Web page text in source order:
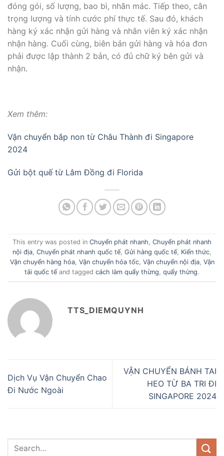
đóng gói, số lượng, bao bì, nhãn mác. Tiếp theo, cân
trọng lượng và tính cước phí thực tế. Sau đó, khách
hàng ký xác nhận gửi hàng và nhân viên ký xác nhận
nhận hàng. Cuối cùng, biên bản gửi hàng và hóa đơn
phải được lập thành 2 bản, có đủ chữ ký bên gửi và
nhận.
Xem thêm:
Vận chuyển bắp non từ Châu Thành đi Singapore
2024
Gửi bột quế từ Lâm Đồng đi Florida
This entry was posted in Chuyển phát nhanh, Chuyển phát nhanh
nội địa, Chuyển phát nhanh quốc tế, Gửi hàng quốc tế, Kiến thức,
Vận chuyển hàng hóa, Vận chuyển hỏa tốc, Vận chuyển nội địa, Vận
tải quốc tế and tagged cách làm quẩy thừng, quẩy thừng.
TTS_DIEMQUYNH
Dịch Vụ Vận Chuyển Chao
Đi Nước Ngoài
VẬN CHUYỂN BÁNH TAI
HEO TỪ BA TRI ĐI
SINGAPORE 2024